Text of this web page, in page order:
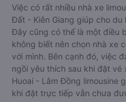
Việc có rất nhiều nhà xe
Đất - Kiên Giang giúp cho
Đây cũng có thể là một điều
không biết nên chọn nhà xe
với mình. Bên cạnh đó, việc
ngồi yêu thích sau khi đặt
Huoai - Lâm Đồng limousine
khi đặt trực tiếp vẫn chưa